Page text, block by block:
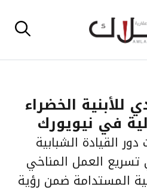
للأبنية الخضراء
في نيويورك
دور القيادة الشبابية
العمل المناخي
المستدامة ضمن رؤية